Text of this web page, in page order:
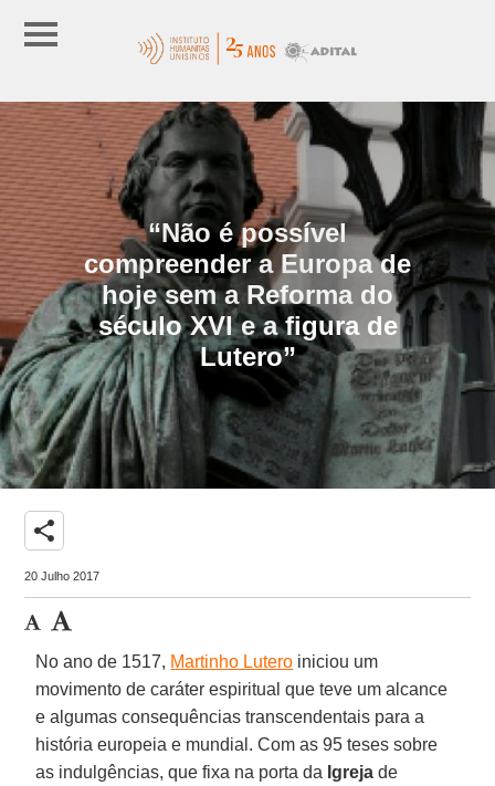
“Não é possível
compreender a Europa de
hoje sem a Reforma do
século XVI e a figura de
Lutero”
share
20 Julho 2017
No ano de 1517, Martinho Lutero iniciou um
movimento de caráter espiritual que teve um alcance
e algumas consequências transcendentais para a
história europeia e mundial. Com as 95 teses sobre
as indulgências, que fixa na porta da Igreja de